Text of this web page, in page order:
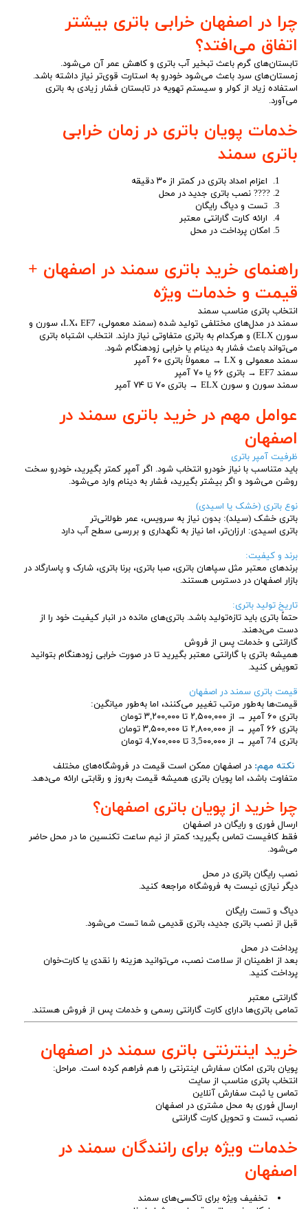
چرا در اصفهان خرابی باتری بیشتر
اتفاق می‌افتد؟
تابستان‌های گرم باعث تبخیر آب باتری و کاهش عمر آن می‌شود.
زمستان‌های سرد باعث می‌شود خودرو به استارت قوی‌تر نیاز داشته باشد.
استفاده زیاد از کولر و سیستم تهویه در تابستان فشار زیادی به باتری
می‌آورد.
خدمات پویان باتری در زمان خرابی
باتری سمند
اعزام امداد باتری در کمتر از ۳۰ دقیقه
???? نصب باتری جدید در محل
تست و دیاگ رایگان
ارائه کارت گارانتی معتبر
امکان پرداخت در محل
راهنمای خرید باتری سمند در اصفهان +
قیمت و خدمات ویژه
انتخاب باتری مناسب سمند
سمند در مدل‌های مختلفی تولید شده (سمند معمولی، LX، EF7، سورن و
سورن ELX) و هرکدام به باتری متفاوتی نیاز دارند. انتخاب اشتباه باتری
می‌تواند باعث فشار به دینام یا خرابی زودهنگام شود.
سمند معمولی و LX → معمولاً باتری ۶۰ آمپر
سمند EF7 → باتری ۶۶ یا ۷۰ آمپر
سمند سورن و سورن ELX → باتری ۷۰ تا ۷۴ آمپر
عوامل مهم در خرید باتری سمند در
اصفهان
ظرفیت آمپر باتری
باید متناسب با نیاز خودرو انتخاب شود. اگر آمپر کمتر بگیرید، خودرو سخت
روشن می‌شود و اگر بیشتر بگیرید، فشار به دینام وارد می‌شود.
نوع باتری (خشک یا اسیدی)
باتری خشک (سیلد): بدون نیاز به سرویس، عمر طولانی‌تر
باتری اسیدی: ارزان‌تر، اما نیاز به نگهداری و بررسی سطح آب دارد
برند و کیفیت:
برندهای معتبر مثل سپاهان باتری، صبا باتری، برنا باتری، شارک و پاسارگاد در
بازار اصفهان در دسترس هستند.
تاریخ تولید باتری:
حتماً باتری باید تازه‌تولید باشد. باتری‌های مانده در انبار کیفیت خود را از
دست می‌دهند.
گارانتی و خدمات پس از فروش
همیشه باتری با گارانتی معتبر بگیرید تا در صورت خرابی زودهنگام بتوانید
تعویض کنید.
قیمت باتری سمند در اصفهان
قیمت‌ها به‌طور مرتب تغییر می‌کنند، اما به‌طور میانگین:
باتری ۶۰ آمپر → از ۲,۵۰۰,۰۰۰ تا ۳,۲۰۰,۰۰۰ تومان
باتری ۶۶ آمپر → از ۲,۸۰۰,۰۰۰ تا ۳,۵۰۰,۰۰۰ تومان
باتری 74 آمپر → از 3,5۰۰,۰۰۰ تا 4,۷۰۰,۰۰۰ تومان
نکته مهم: در اصفهان ممکن است قیمت در فروشگاه‌های مختلف
متفاوت باشد، اما پویان باتری همیشه قیمت به‌روز و رقابتی ارائه می‌دهد.
چرا خرید از پویان باتری اصفهان؟
ارسال فوری و رایگان در اصفهان
فقط کافیست تماس بگیرید؛ کمتر از نیم ساعت تکنسین ما در محل حاضر
می‌شود.
نصب رایگان باتری در محل
دیگر نیازی نیست به فروشگاه مراجعه کنید.
دیاگ و تست رایگان
قبل از نصب باتری جدید، باتری قدیمی شما تست می‌شود.
پرداخت در محل
بعد از اطمینان از سلامت نصب، می‌توانید هزینه را نقدی یا کارت‌خوان
پرداخت کنید.
گارانتی معتبر
تمامی باتری‌ها دارای کارت گارانتی رسمی و خدمات پس از فروش هستند.
خرید اینترنتی باتری سمند در اصفهان
پویان باتری امکان سفارش اینترنتی را هم فراهم کرده است. مراحل:
انتخاب باتری مناسب از سایت
تماس یا ثبت سفارش آنلاین
ارسال فوری به محل مشتری در اصفهان
نصب، تست و تحویل کارت گارانتی
خدمات ویژه برای رانندگان سمند در
اصفهان
تخفیف ویژه برای تاکسی‌های سمند